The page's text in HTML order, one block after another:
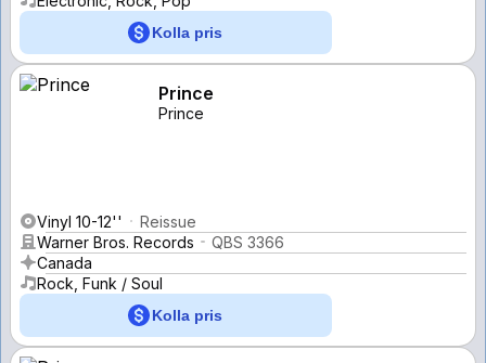
Kolla pris
Prince
Prince
Vinyl 10-12''
Reissue
Warner Bros. Records
QBS 3366
Canada
Rock, Funk / Soul
Kolla pris